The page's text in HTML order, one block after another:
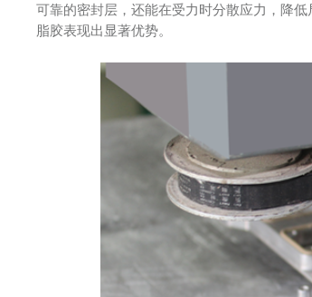
可靠的密封层，还能在受力时分散应力，降
脂胶表现出显著优势。